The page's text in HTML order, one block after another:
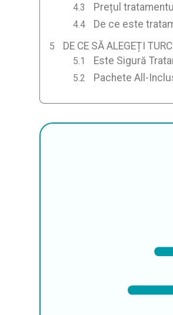
Prețul
De ce este
DE CE SĂ ALEGEȚI
Este Sigură
Pachete All-